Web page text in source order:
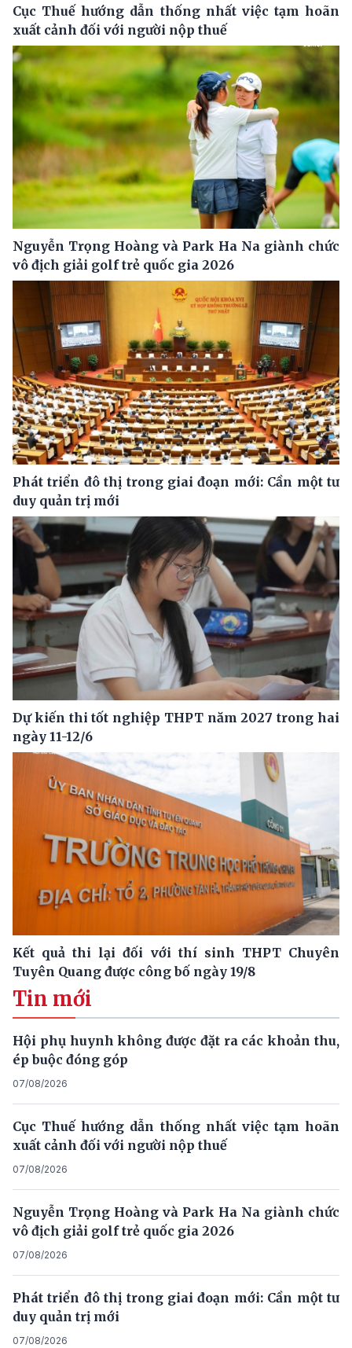
Cục Thuế hướng dẫn thống nhất việc tạm hoãn
xuất cảnh đối với người nộp thuế
Nguyễn Trọng Hoàng và Park Ha Na giành chức
vô địch giải golf trẻ quốc gia 2026
Phát triển đô thị trong giai đoạn mới: Cần một tư
duy quản trị mới
Dự kiến thi tốt nghiệp THPT năm 2027 trong hai
ngày 11-12/6
Kết quả thi lại đối với thí sinh THPT Chuyên
Tuyên Quang được công bố ngày 19/8
Tin mới
Hội phụ huynh không được đặt ra các khoản thu,
ép buộc đóng góp
07/08/2026
Cục Thuế hướng dẫn thống nhất việc tạm hoãn
xuất cảnh đối với người nộp thuế
07/08/2026
Nguyễn Trọng Hoàng và Park Ha Na giành chức
vô địch giải golf trẻ quốc gia 2026
07/08/2026
Phát triển đô thị trong giai đoạn mới: Cần một tư
duy quản trị mới
07/08/2026